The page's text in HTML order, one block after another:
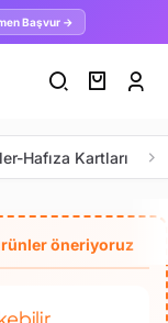
Başvur →
Hafıza Kartları